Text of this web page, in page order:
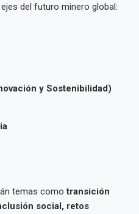
del futuro minero global:
y Sostenibilidad)
temas comotransición
social, retos